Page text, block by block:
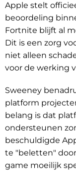
Apple stelt
beoordeling
Fortnite blijft al
Dit is een zorg
niet alleen
voor de werking
Sweeney
platform
belang is dat
ondersteunen
beschuldigde
te "beletten"
game moeilijk